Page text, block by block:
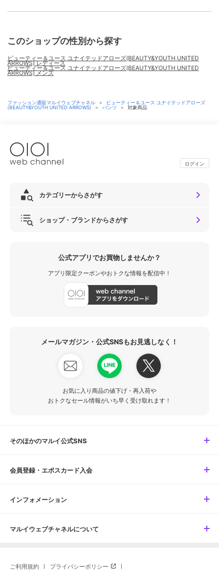
このショップの性別から探す
ビューティー＆ユース ユナイテッドアローズ(BEAUTY&YOUTH UNITED
ARROWS) レディース
ビューティー＆ユース ユナイテッドアローズ(BEAUTY&YOUTH UNITED
ARROWS) メンズ
ファッション通販マルイウェブチャネル ＞
ビューティー＆ユース ユナイテッドアローズ
(BEAUTY&YOUTH UNITED ARROWS)
＞ パンツ ＞ 対象商品
ログイン
カテゴリーからさがす
ショップ・ブランドからさがす
公式アプリでお買物しませんか？
アプリ限定クーポンやおトクな情報を配信中！
メールマガジン・公式SNSもお見逃しなく！
お気に入り商品の値下げ・再入荷や
おトクなセール情報がいち早く受け取れます！
そのほかのマルイ公式SNS
会員登録・エポスカード入会
インフォメーション
マルイウェブチャネルについて
ご利用規約 プライバシーポリシー